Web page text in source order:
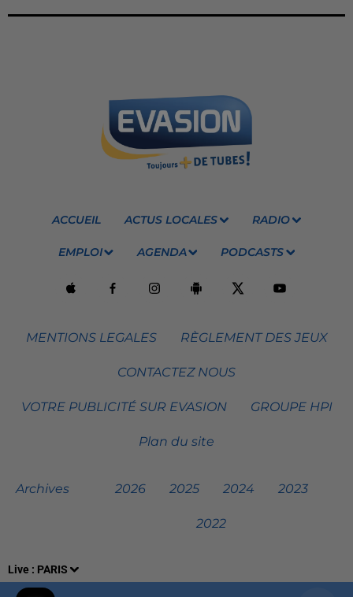
Live : PARIS
ACCUEIL ACTUS LOCALES RADIO
EMPLOI AGENDA PODCASTS
MENTIONS LEGALES RÈGLEMENT DES JEUX
CONTACTEZ NOUS
VOTRE PUBLICITÉ SUR EVASION GROUPE HPI
Plan du site
Archives 2026 2025 2024 2023
2022